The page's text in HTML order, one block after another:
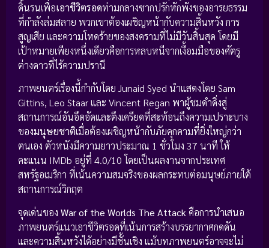
ดิ้นรนเพื่อเอาชีวิตรอดท่ามกลางซากปรักหักพังของอารยธรรม
ที่กำลังล่มสลาย พวกเขาต้องเผชิญหน้ากับความสิ้นหวัง การ
สูญเสีย และความโหดร้ายของสงครามที่ไม่มีวันสิ้นสุด โดยมี
เป้าหมายเพียงหนึ่งเดียวคือการหลบหนีจากเงื้อมมือของศัตรู
ต่างดาวที่ไร้ความปรานี
ภาพยนตร์เรื่องนี้กำกับโดย Junaid Syed นำแสดงโดย Sam
Gittins, Leo Staar และ Vincent Regan พาผู้ชมดำดิ่งสู่
สถานการณ์อันอึดอัดและตึงเครียดที่สะท้อนถึงความเปราะบาง
ของมนุษยชาติเมื่อต้องเผชิญหน้ากับภัยคุกคามที่ยิ่งใหญ่กว่า
ตนเอง ตัวหนังมีความยาวประมาณ 1 ชั่วโมง 37 นาที ให้
คะแนน IMDb อยู่ที่ 4.0/10 โดยเป็นผลงานจากประเทศ
สหรัฐอเมริกา ที่เน้นความสมจริงของผลกระทบต่อมนุษย์ภายใต้
สถานการณ์วิกฤต
จุดเด่นของ War of the Worlds The Attack คือการนำเสนอ
ภาพยนตร์แนวเอาชีวิตรอดที่เน้นการสร้างบรรยากาศกดดัน
และความสิ้นหวังได้อย่างมีชั้นเชิง แม้บทภาพยนตร์อาจจะไม่